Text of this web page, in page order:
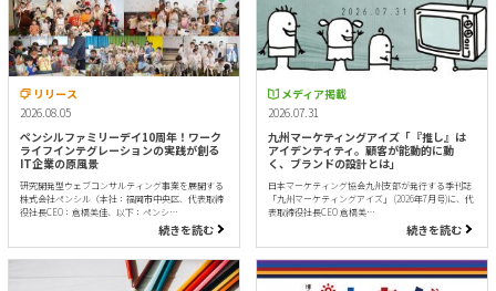
リリース
2026.08.05
ペンシルファミリーデイ10周年！ワーク
ライフインテグレーションの実践が創る
IT企業の原風景
研究開発型ウェブコンサルティング事業を展開する
株式会社ペンシル（本社：福岡市中央区、代表取締
役社長CEO：倉橋美佳、以下：ペンシ…
続きを読む
メディア掲載
2026.07.31
九州マーケティングアイズ「『推し』は
アイデンティティ。顧客が能動的に動
く、ブランドの設計とは」
日本マーケティング協会九州支部が発行する季刊誌
「九州マーケティングアイズ」 (2026年7月号)に、代
表取締役社長CEO 倉橋美…
続きを読む